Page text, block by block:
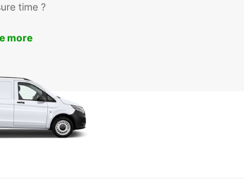
explorer San Carlos de
famille, entre amis ou en voyage
dès maintenant votre
Europcar à San Carlos de
de votre séjour et
que cette magnifique région
time ?
more